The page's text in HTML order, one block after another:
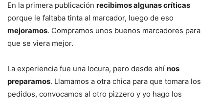
En la primera publicación recibimos algunas críticas
porque le faltaba tinta al marcador, luego de eso
mejoramos. Compramos unos buenos marcadores para
que se viera mejor.
La experiencia fue una locura, pero desde ahí nos
preparamos. Llamamos a otra chica para que tomara los
pedidos, convocamos al otro pizzero y yo hago los